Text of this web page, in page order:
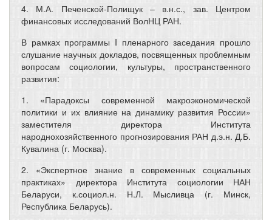
4. М.А. Печенской-Полищук – в.н.с., зав. Центром
финансовых исследований ВолНЦ РАН.
В рамках программы I пленарного заседания прошло
слушание научных докладов, посвященных проблемным
вопросам социологии, культуры, пространственного
развития:
1. «Парадоксы современной макроэкономической
политики и их влияние на динамику развития России»
заместителя директора Института
народнохозяйственного прогнозирования РАН д.э.н. Д.Б.
Кувалина (г. Москва).
2. «Экспертное знание в современных социальных
практиках» директора Института социологии НАН
Беларуси, к.социол.н. Н.Л. Мысливца (г. Минск,
Республика Беларусь).